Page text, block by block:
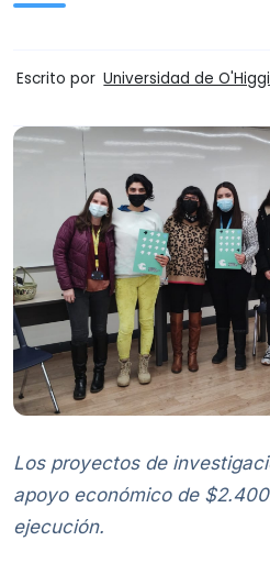
Escrito por Universidad de
Los proyectos de
apoyo económico de
ejecución.